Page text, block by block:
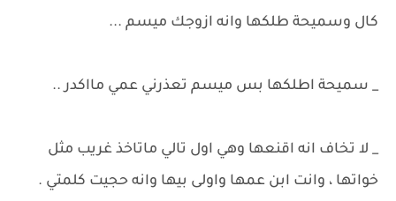
كال وسميحة طلكها وانه ازوجك ميسم ...
_ سميحة اطلكها بس ميسم تعذرني عمي مااكدر ..
_ لا تخاف انه اقنعها وهي اول تالي ماتاخذ غريب مثل
خواتها ، وانت ابن عمها واولى بيها وانه حجيت كلمتي .